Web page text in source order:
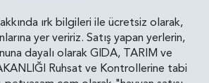
ırk bilgileri ile ücretsiz olarak,
yer veririz. Satış yapan yerlerin,
dayalı olarak GIDA, TARIM ve
Ruhsat ve Kontrollerine tabi